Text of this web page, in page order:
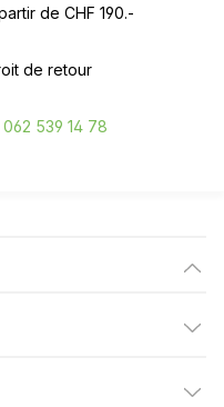
de CHF 190.-
de retour
062 539 14 78